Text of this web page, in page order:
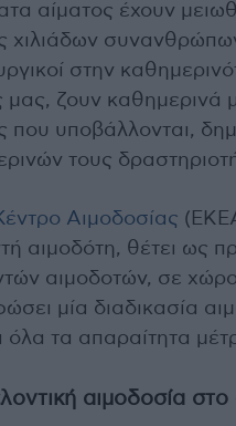
αίματος έχουν
χιλιάδων
στην
μας, ζουν καθημερινά
που υποβάλλονται,
τους
Αιμοδοσίας
αιμοδότη, θέτει ως
αιμοδοτών, σε
μία διαδικασία
τα απαραίτητα
αιμοδοσία